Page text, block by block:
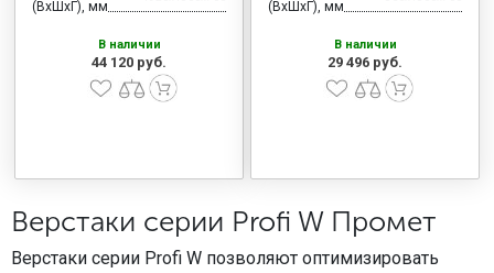
(ВхШхГ), мм
В наличии
44 120 руб.
(ВхШхГ), мм
В наличии
29 496 руб.
Верстаки серии Profi W Промет
Верстаки серии Profi W позволяют оптимизировать